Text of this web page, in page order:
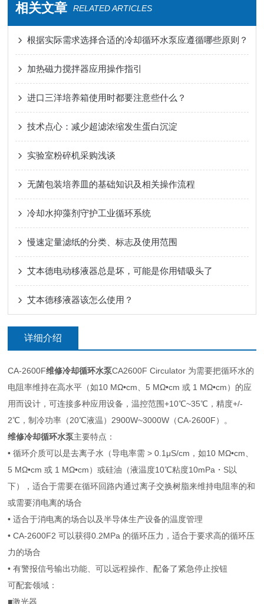
相关文章 RELATED ARTICLES
根据实际需求选择合适的冷却循环水泵应遵循哪些原则？
加热磁力搅拌器应用操作指引
进口三洋培养箱使用时都要注意些什么？
技术点心：减少超滤浓缩发生蛋白沉淀
实验室粉碎机采购浅谈
无菌包装培养皿的基础知识及相关操作流程
冷却水抑藻剂守护工业循环系统
慢速定量滤纸的分类、标志及使用范围
艾本德电动移液器总是坏，可能是你用错吸头了
艾本德移液器该怎么使用？
详细介绍
CA-2600F维修冷却循环水泵CA2600F Circulator 为需要把循环水的
电阻率维持在高水平（如10 MΩ•cm、5 MΩ•cm 或 1 MΩ•cm）的应
用而设计，可连接多种应用设备，温控范围+10℃~35℃，精度+/-
2℃，制冷功率（20℃液温）2900W~3000W（CA-2600F）。
维修冷却循环水泵主要特点：
• 循环介质可以是去离子水（导电率需 > 0.1μS/cm，如10 MΩ•cm、
5 MΩ•cm 或 1 MΩ•cm）或硅油（液温度10℃粘度10mPa・S以
下），适合于需要在循环回路内通过离子交换树脂来维持电阻率的和
或需要消电离的场合
• 适合于消电离的场合以及半导体生产设备的温度管理
• CA-2600F2 可以获得0.2MPa 的循环压力，适合于要求高的循环压
力的场合
• 有警报信号输出功能、可以远程操作、配备了紧急停止按钮
可配套领域：
■激光器